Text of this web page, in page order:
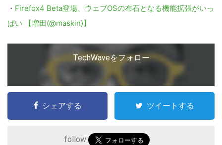
・ Firefox4 Beta登場、ウェブOSの布石となる機能拡張がいっ
ぱい 【増田(@maskin)】
TechWaveをフォロー
シェアする ツイートする
follow